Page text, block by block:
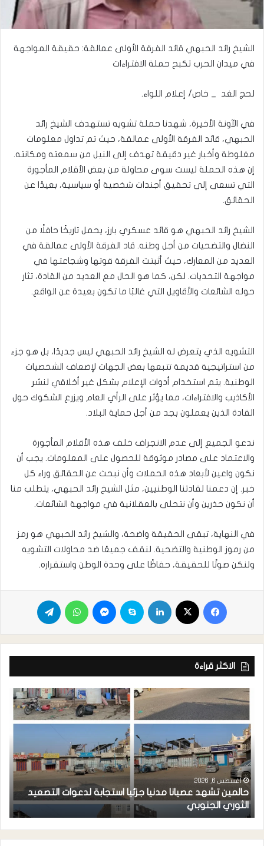
الشيخ رائد الحبهي قائد الفرقة الأولى عمالقة: حقيقة المواجهة
في ميدان الحرب تكبح حملة الافتراءات
لحج الغد _ خاص/ إعلام اللواء.
في الآونة الأخيرة، شهدنا حملة تشويه تستهدف الشيخ رائد
الحبهي، قائد الفرقة الأولى عمالقة، حيث تم تداول معلومات
مغلوطة وأخبار غير دقيقة تهدف إلى النيل من سمعته ومكانته.
إن هذه الحملة ليست سوى محاولة من بعض الأقلام المأجورة
التي تسعى إلى تحقيق أجندات شخصية أو سياسية، بعيدًا عن
الحقائق.
الشيخ رائد الحبهي هو قائد عسكري بارز، يحمل تاريخًا حافلًا من
النضال والتضحيات من أجل وطنه. قاد الفرقة الأولى عمالقة في
العديد من المعارك، حيث أثبتت الفرقة قوتها وشجاعتها في
مواجهة التحديات. لكن، كما هو الحال مع العديد من القادة، تثار
حوله الشائعات والأقاويل التي غالبًا ما تكون بعيدة عن الواقع.
التشويه الذي يتعرض له الشيخ رائد الحبهي ليس جديدًا، بل هو جزء
من استراتيجية قديمة تتبعها بعض الجهات لإضعاف الشخصيات
الوطنية. يتم استخدام أدوات الإعلام بشكل غير أخلاقي لنشر
الأكاذيب والافتراءات، مما يؤثر على الرأي العام ويزرع الشكوك حول
القادة الذين يعملون بجد من أجل حماية البلاد.
ندعو الجميع إلى عدم الانجراف خلف هذه الأقلام المأجورة
والاعتماد على مصادر موثوقة للحصول على المعلومات. يجب أن
نكون واعين لأبعاد هذه الحملات وأن نبحث عن الحقائق وراء كل
خبر. إن دعمنا لقادتنا الوطنيين، مثل الشيخ رائد الحبهي، يتطلب منا
أن نكون حذرين وأن نتحلى بالعقلانية في مواجهة الشائعات.
في النهاية، تبقى الحقيقة واضحة، والشيخ رائد الحبهي هو رمز
من رموز الوطنية والتضحية. لنقف جميعًا ضد محاولات التشويه
ولنكن صوتًا للحقيقة، حفاظًا على وحدة الوطن واستقراره.
الاكثر قراءة
أغسطس 6, 2026
حالمين تشهد عصيانا مدنيا جزئيا استجابة لدعوات التصعيد
الثوري الجنوبي